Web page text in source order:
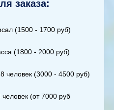
заказа:
(1500 - 1700 руб)
(1800 - 2000 руб)
человек (3000 - 4500 руб)
(от 7000 руб